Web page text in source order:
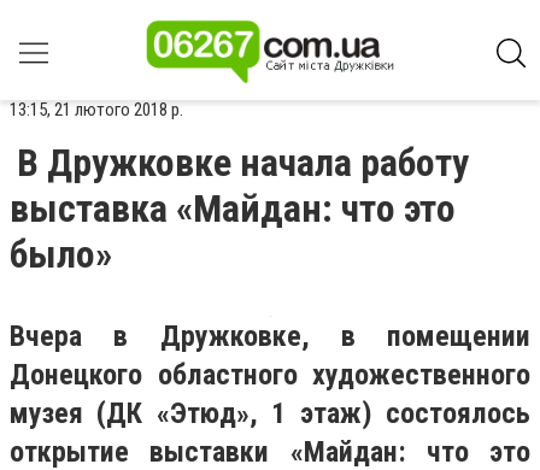
13:15, 21 лютого 2018 р.
В Дружковке начала работу
выставка «Майдан: что это
было»
Вчера в Дружковке, в помещении
Донецкого областного художественного
музея (ДК «Этюд», 1 этаж) состоялось
открытие выставки «Майдан: что это